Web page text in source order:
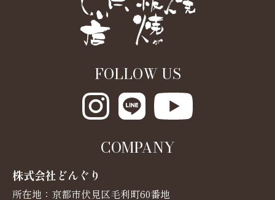
FOLLOW US
COMPANY
株式会社どんぐり
所在地：京都市伏見区毛利町60番地